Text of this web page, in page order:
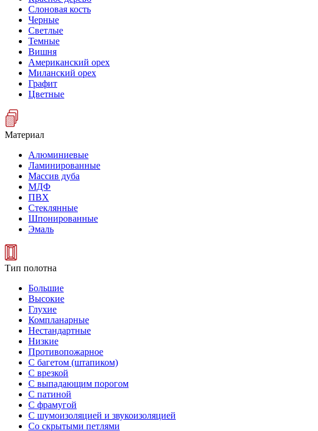
Слоновая кость
Черные
Светлые
Темные
Вишня
Американский орех
Миланский орех
Графит
Цветные
Материал
Алюминиевые
Ламинированные
Массив дуба
МДФ
ПВХ
Стеклянные
Шпонированные
Эмаль
Тип полотна
Большие
Высокие
Глухие
Компланарные
Нестандартные
Низкие
Противопожарное
С багетом (штапиком)
С врезкой
С выпадающим порогом
С патиной
С фрамугой
С шумоизоляцией и звукоизоляцией
Со скрытыми петлями